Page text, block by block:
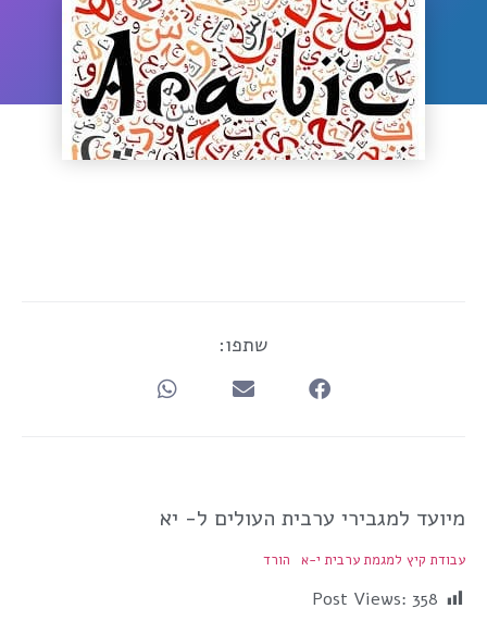
שתפו:
מיועד למגבירי ערבית העולים ל- יא
עבודת קיץ למגמת ערבית י-א הורד
Post Views: 358